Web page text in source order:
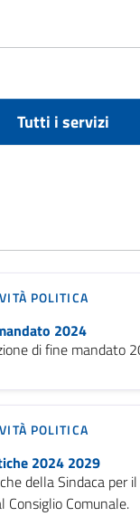
Tutti i servizi
POLITICA
2024
di fine mandato
POLITICA
2024 2029
della Sindaca per
Comunale.